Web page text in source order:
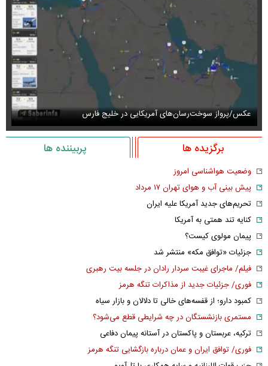
عکس/پرواز سوخت‌رسان‌های آمریکایی در خلیج فارس
برگزیده ها پربیننده ها
وضعیت هواشناسی امروز
پیش بینی آب و هوای تهران ۱۷ مرداد
تحریم‌های جدید آمریکا علیه ایران
کنایه تند همتی به آمریکا
پیمان مولوی کیست؟
جزئیات «توافق مکه» منتشر شد
فیلم/ ماجرای غیبت سردار رادان در جلسه بیت رهبری
فوری/ جزئیات جدید از مذاکرات تنگه هرمز
کمبود دارو؛ از قفسه‌های خالی تا دلالان و بازار سیاه
مستمری بازنشستگان در چه شرایطی قطع می‌شود؟
ترکیه، عربستان و پاکستان در آستانه پیمان دفاعی
فوری/ توافق ایران و عمان درباره بازگشایی تنگه هرمز